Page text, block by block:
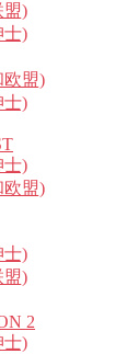
盟)
士)
欧盟)
士)
士)
欧盟)
士)
盟)
2
士)